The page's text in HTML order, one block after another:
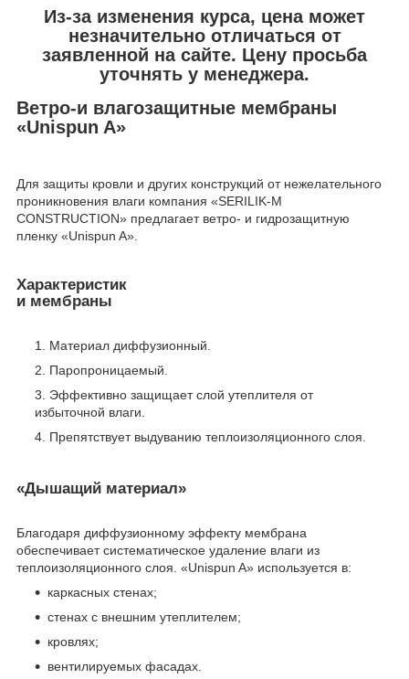
Из-за изменения курса, цена может
незначительно отличаться от
заявленной на сайте. Цену просьба
уточнять у менеджера.
Ветро-и влагозащитные мембраны
«Unispun A»
Для защиты кровли и других конструкций от нежелательного
проникновения влаги компания «SERILIK-M
CONSTRUCTION» предлагает ветро- и гидрозащитную
пленку «Unispun A».
Характеристик
и мембраны
Материал диффузионный.
Паропроницаемый.
Эффективно защищает слой утеплителя от
избыточной влаги.
Препятствует выдуванию теплоизоляционного слоя.
«Дышащий материал»
Благодаря диффузионному эффекту мембрана
обеспечивает систематическое удаление влаги из
теплоизоляционного слоя. «Unispun A» используется в:
каркасных стенах;
стенах с внешним утеплителем;
кровлях;
вентилируемых фасадах.